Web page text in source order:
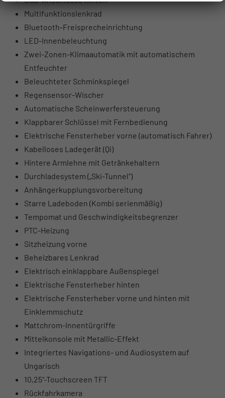
Multifunktionslenkrad
Bluetooth-Freisprecheinrichtung
LED-Innenbeleuchtung
Zwei-Zonen-Klimaautomatik mit automatischem
Entfeuchter
Beleuchteter Schminkspiegel
Regensensor-Wischer
Automatische Scheinwerfersteuerung
Klappbarer Schlüssel mit Fernbedienung
Elektrische Fensterheber vorne (automatisch Fahrer)
Kabelloses Ladegerät (Qi)
Hintere Armlehne mit Getränkehaltern
Durchladesystem („Ski-Tunnel“)
Anhängerkupplungsvorbereitung
Starre Ladeboden (Kombi serienmäßig)
Tempomat und Geschwindigkeitsbegrenzer
PTC-Heizung
Sitzheizung vorne
Beheizbares Lenkrad
Elektrisch einklappbare Außenspiegel
Elektrische Fensterheber hinten
Elektrische Fensterheber vorne und hinten mit
Einklemmschutz
Mattchrom-Innentürgriffe
Mittelkonsole mit Metallic-Effekt
Integriertes Navigations- und Audiosystem auf
Ungarisch
10,25“-Touchscreen TFT
Rückfahrkamera